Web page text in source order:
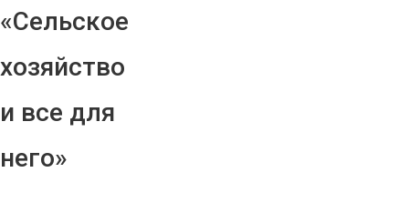
«Сельское
хозяйство
и все для
него»